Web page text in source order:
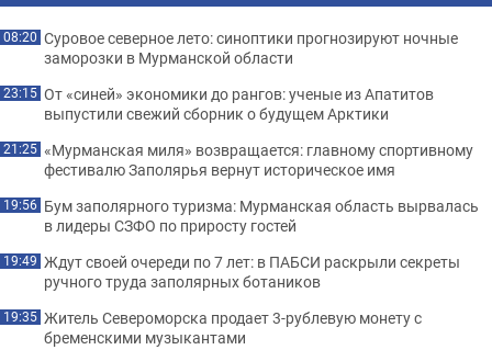
08:20 Суровое северное лето: синоптики прогнозируют ночные
заморозки в Мурманской области
23:15 От «синей» экономики до рангов: ученые из Апатитов
выпустили свежий сборник о будущем Арктики
21:25 «Мурманская миля» возвращается: главному спортивному
фестивалю Заполярья вернут историческое имя
19:56 Бум заполярного туризма: Мурманская область вырвалась
в лидеры СЗФО по приросту гостей
19:49 Ждут своей очереди по 7 лет: в ПАБСИ раскрыли секреты
ручного труда заполярных ботаников
19:35 Житель Североморска продает 3-рублевую монету с
бременскими музыкантами